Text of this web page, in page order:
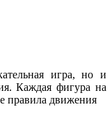
игра, но и
Каждая фигура на
правила движения